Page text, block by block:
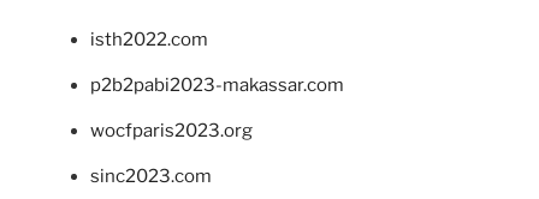
isth2022.com
p2b2pabi2023-makassar.com
wocfparis2023.org
sinc2023.com